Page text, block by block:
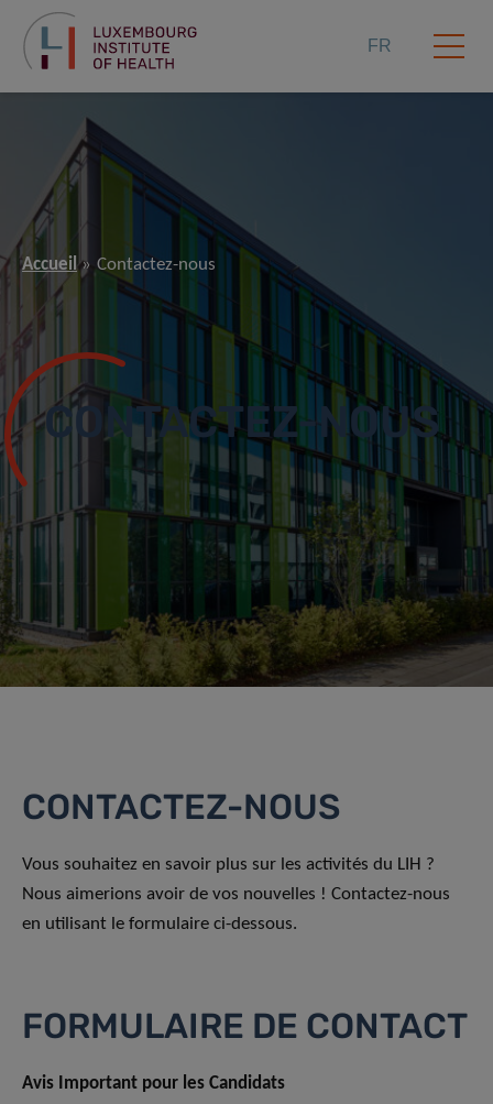
FR
Accueil Contactez-nous
CONTACTEZ-NOUS
CONTACTEZ-NOUS
Vous souhaitez en savoir plus sur les activités du LIH ?
Nous aimerions avoir de vos nouvelles ! Contactez-nous
en utilisant le formulaire ci-dessous.
FORMULAIRE DE CONTACT
Avis Important pour les Candidats